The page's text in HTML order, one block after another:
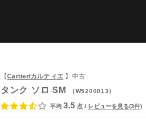
【Cartier/カルティエ 】中古
タンク ソロ SM （W5200013）
平均 3.5 点 / レビューを見る(3件)